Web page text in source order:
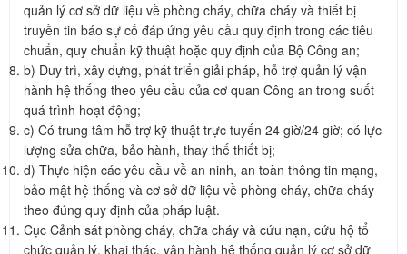
quản lý cơ sở dữ liệu về phòng cháy, chữa cháy và thiết bị
truyền tin báo sự cố đáp ứng yêu cầu quy định trong các tiêu
chuẩn, quy chuẩn kỹ thuật hoặc quy định của Bộ Công an;
b) Duy trì, xây dựng, phát triển giải pháp, hỗ trợ quản lý vận
hành hệ thống theo yêu cầu của cơ quan Công an trong suốt
quá trình hoạt động;
c) Có trung tâm hỗ trợ kỹ thuật trực tuyến 24 giờ/24 giờ; có lực
lượng sửa chữa, bảo hành, thay thế thiết bị;
d) Thực hiện các yêu cầu về an ninh, an toàn thông tin mạng,
bảo mật hệ thống và cơ sở dữ liệu về phòng cháy, chữa cháy
theo đúng quy định của pháp luật.
Cục Cảnh sát phòng cháy, chữa cháy và cứu nạn, cứu hộ tổ
chức quản lý, khai thác, vận hành hệ thống quản lý cơ sở dữ